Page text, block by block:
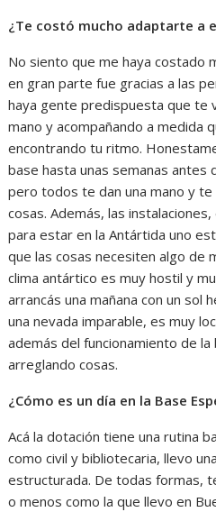
¿Te costó mucho adaptarte a
No siento que me haya costado
en gran parte fue gracias a las
haya gente predispuesta que te
mano y acompañando a medida
encontrando tu ritmo.
base hasta unas semanas antes
pero todos te dan una mano y te
cosas. Además, las
para estar en la Antártida uno
que las cosas necesiten algo de
clima antártico es muy hostil y
arrancás una mañana con un sol
una nevada imparable, es muy
además del funcionamiento de
arreglando cosas.
¿Cómo es un día en la Base
Acá la dotación tiene una rutina
como civil y bibliotecaria, llevo
estructurada. De todas formas,
o menos como la que llevo en